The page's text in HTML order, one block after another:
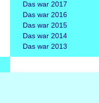
Das war 2017
Das war 2016
Das war 2015
Das war 2014
Das war 2013